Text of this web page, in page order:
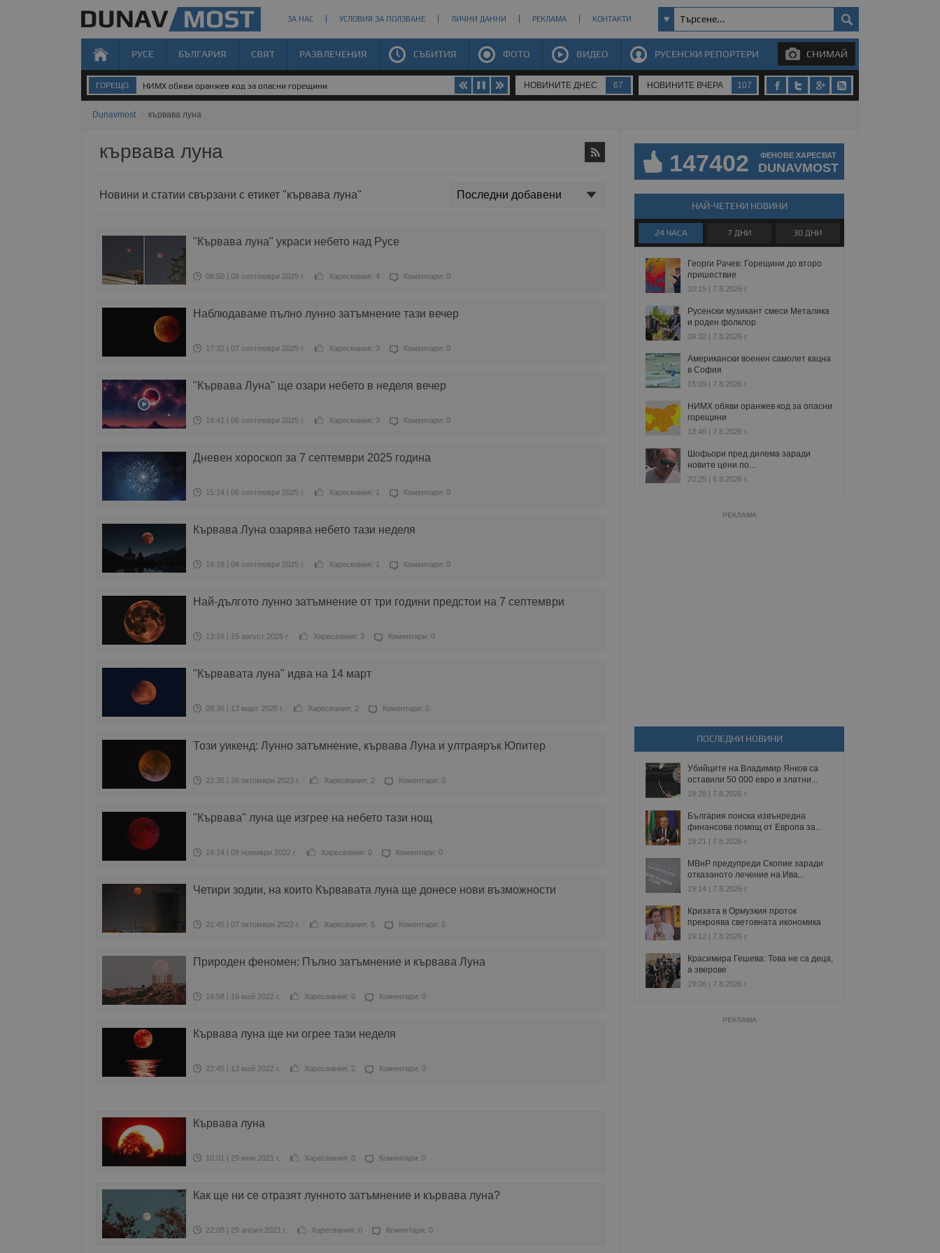
ЗА НАС УСЛОВИЯ ЗА ПОЛЗВАНЕ ЛИЧНИ ДАННИ РЕКЛАМА КОНТАКТИ
РУСЕ БЪЛГАРИЯ СВЯТ РАЗВЛЕЧЕНИЯ СЪБИТИЯ ФОТО ВИДЕО РУСЕНСКИ РЕПОРТЕРИ СНИМАЙ
ГОРЕЩО НИМХ обяви оранжев код за опасни горещини НОВИНИТЕ ДНЕС 67 НОВИНИТЕ ВЧЕРА 107
Dunavmost кървава луна
кървава луна
Новини и статии свързани с етикет "кървава луна"
"Кървава луна" украси небето над Русе
08:50 | 08 септември 2025 г. Харесвания: 4 Коментари: 0
Наблюдаваме пълно лунно затъмнение тази вечер
17:32 | 07 септември 2025 г. Харесвания: 3 Коментари: 0
"Кървава Луна" ще озари небето в неделя вечер
19:41 | 06 септември 2025 г. Харесвания: 3 Коментари: 0
Дневен хороскоп за 7 септември 2025 година
15:14 | 06 септември 2025 г. Харесвания: 1 Коментари: 0
Кървава Луна озарява небето тази неделя
14:19 | 04 септември 2025 г. Харесвания: 1 Коментари: 0
Най-дългото лунно затъмнение от три години предстои на 7 септември
13:16 | 15 август 2025 г. Харесвания: 3 Коментари: 0
"Кървавата луна" идва на 14 март
09:36 | 13 март 2025 г. Харесвания: 2 Коментари: 0
Този уикенд: Лунно затъмнение, кървава Луна и ултраярък Юпитер
22:35 | 26 октомври 2023 г. Харесвания: 2 Коментари: 0
"Кървава" луна ще изгрее на небето тази нощ
14:14 | 08 ноември 2022 г. Харесвания: 0 Коментари: 0
Четири зодии, на които Кървавата луна ще донесе нови възможности
21:45 | 07 октомври 2022 г. Харесвания: 5 Коментари: 0
Природен феномен: Пълно затъмнение и кървава Луна
14:58 | 16 май 2022 г. Харесвания: 0 Коментари: 0
Кървава луна ще ни огрее тази неделя
22:45 | 13 май 2022 г. Харесвания: 2 Коментари: 0
Кървава луна
10:01 | 29 юни 2021 г. Харесвания: 0 Коментари: 0
Как ще ни се отразят лунното затъмнение и кървава луна?
22:08 | 29 април 2021 г. Харесвания: 0 Коментари: 0
147402 ФЕНОВЕ ХАРЕСВАТ
DUNAVMOST
НАЙ-ЧЕТЕНИ НОВИНИ
24 ЧАСА 7 ДНИ 30 ДНИ
Георги Рачев: Горещини до второ
пришествие
10:15 | 7.8.2026 г.
Русенски музикант смеси Металика
и роден фолклор
09:32 | 7.8.2026 г.
Американски военен самолет кацна
в София
15:09 | 7.8.2026 г.
НИМХ обяви оранжев код за опасни
горещини
13:46 | 7.8.2026 г.
Шофьори пред дилема заради
новите цени по...
20:25 | 6.8.2026 г.
РЕКЛАМА
ПОСЛЕДНИ НОВИНИ
Убийците на Владимир Янков са
оставили 50 000 евро и златни...
19:28 | 7.8.2026 г.
България поиска извънредна
финансова помощ от Европа за...
19:21 | 7.8.2026 г.
МВнР предупреди Скопие заради
отказаното лечение на Ива...
19:14 | 7.8.2026 г.
Кризата в Ормузкия проток
прекроява световната икономика
19:12 | 7.8.2026 г.
Красимира Гешева: Това не са деца,
а зверове
19:06 | 7.8.2026 г.
РЕКЛАМА